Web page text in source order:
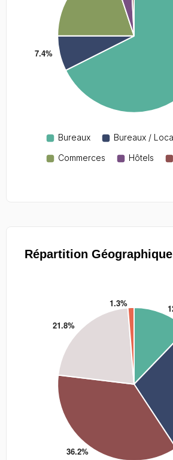
Répartition Géographique